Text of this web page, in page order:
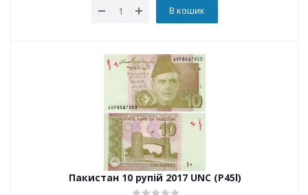
В кошик
Пакистан 10 рупій 2017 UNC (P45l)